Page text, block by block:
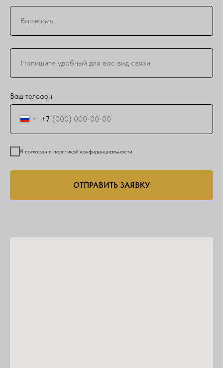
Ваш телефон
+7
Я согласен с политикой конфиденциальности
ОТПРАВИТЬ ЗАЯВКУ